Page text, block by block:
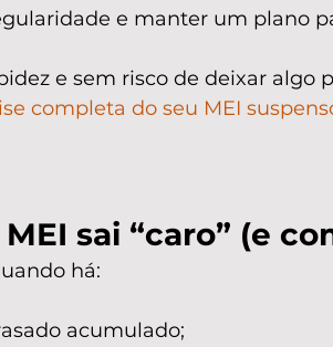
e manter um plano
e sem risco de deixar algo
completa do seu MEI
sai “caro” (e
há:
acumulado;